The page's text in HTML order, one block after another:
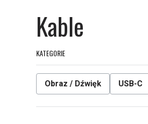
Kable
KATEGORIE
Obraz / Dźwięk USB-C